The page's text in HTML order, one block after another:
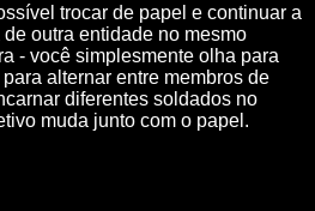
trocar de papel e continuar a
outra entidade no mesmo
- você simplesmente olha para
alternar entre membros de
diferentes soldados no
muda junto com o papel.